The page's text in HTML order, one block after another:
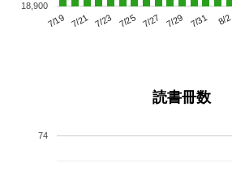
7/19 7/21 7/23 7/25 7/27 7/29 7/31 8/2
18,900
読書冊数
74